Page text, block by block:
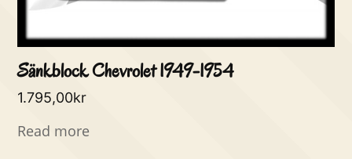
Sänkblock Chevrolet 1949-1954
1.795,00kr
Read more